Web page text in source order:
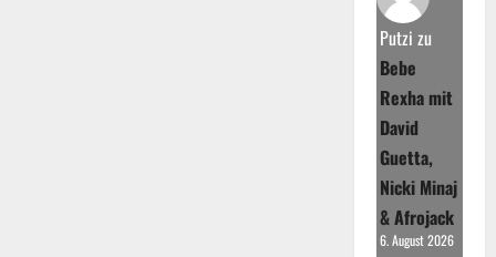
Putzi zu
Bebe
Rexha mit
David
Guetta,
Nicki Minaj
& Afrojack
6. August 2026